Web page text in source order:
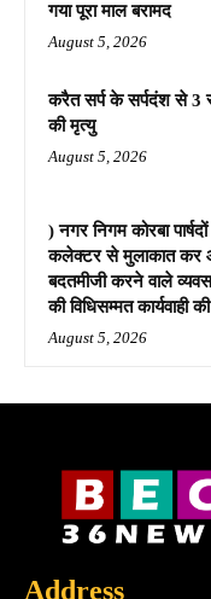
गया पूरा माल बरामद
August 5, 2026
करैत सर्प के सर्पदंश से 3
की मृत्यु
August 5, 2026
) नगर निगम कोरबा
कलेक्टर से मुलाकात कर
बदतमीजी करने वाले
की विधिसम्मत कार्यवाही
August 5, 2026
Address